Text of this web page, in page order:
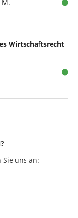
M.
Wirtschaftsrecht
Sie uns an: